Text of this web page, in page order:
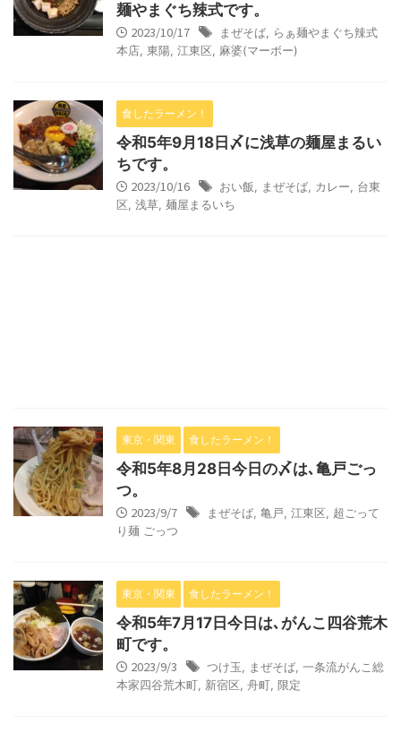
麺やまぐち辣式です。
2023/10/17 まぜそば
らぁ麺やまぐち辣式
本店 東陽 江東区 麻婆(マーボー)
食したラーメン！
令和5年9月18日〆に浅草の麺屋まるい
ちです。
2023/10/16 おい飯 まぜそば カレー
台東
区 浅草 麺屋まるいち
東京・関東 食したラーメン！
令和5年8月28日今日の〆は､亀戸ごっ
つ。
2023/9/7 まぜそば 亀戸 江東区
超ごって
り麺 ごっつ
東京・関東 食したラーメン！
令和5年7月17日今日は､がんこ四谷荒木
町です。
2023/9/3 つけ玉 まぜそば 一条流がんこ総
本家四谷荒木町 新宿区 舟町 限定